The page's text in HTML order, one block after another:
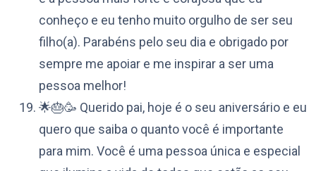
conheço e eu tenho muito orgulho de ser seu
filho(a). Parabéns pelo seu dia e obrigado por
sempre me apoiar e me inspirar a ser uma
pessoa melhor!
🌟🎂🥳 Querido pai, hoje é o seu aniversário e eu
quero que saiba o quanto você é importante
para mim. Você é uma pessoa única e especial